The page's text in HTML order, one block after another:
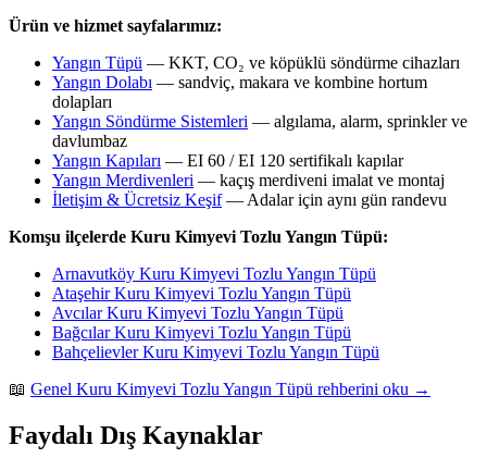
Ürün ve hizmet sayfalarımız:
Yangın Tüpü — KKT, CO₂ ve köpüklü söndürme cihazları
Yangın Dolabı — sandviç, makara ve kombine hortum
dolapları
Yangın Söndürme Sistemleri — algılama, alarm, sprinkler ve
davlumbaz
Yangın Kapıları — EI 60 / EI 120 sertifikalı kapılar
Yangın Merdivenleri — kaçış merdiveni imalat ve montaj
İletişim & Ücretsiz Keşif— Adalar için aynı gün randevu
Komşu ilçelerde Kuru Kimyevi Tozlu Yangın Tüpü:
Arnavutköy Kuru Kimyevi Tozlu Yangın Tüpü
Ataşehir Kuru Kimyevi Tozlu Yangın Tüpü
Avcılar Kuru Kimyevi Tozlu Yangın Tüpü
Bağcılar Kuru Kimyevi Tozlu Yangın Tüpü
Bahçelievler Kuru Kimyevi Tozlu Yangın Tüpü
📖 Genel Kuru Kimyevi Tozlu Yangın Tüpü rehberini oku →
Faydalı Dış Kaynaklar